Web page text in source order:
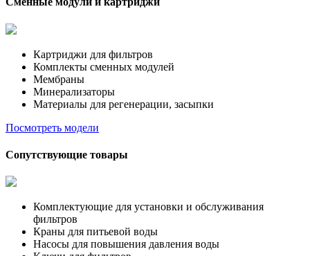
Картриджи для фильтров
Комплекты сменных модулей
Мембраны
Минерализаторы
Материалы для регенерации, засыпки
Посмотреть модели
Сопутствующие товары
Комплектующие для установки и обслуживания
фильтров
Краны для питьевой воды
Насосы для повышения давления воды